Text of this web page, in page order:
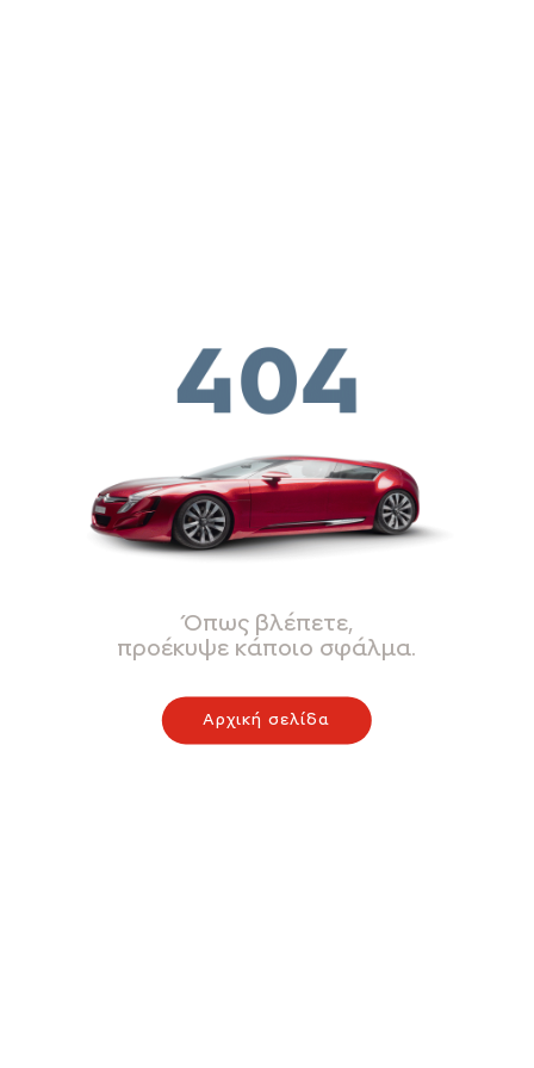
Όπως βλέπετε,
προέκυψε κάποιο σφάλμα.
Αρχική σελίδα